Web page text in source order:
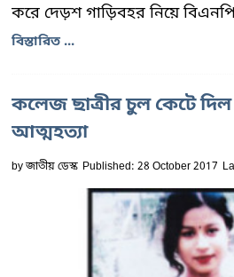
করে দেড়শ গাড়িবহর নিয়ে
বিস্তারিত ...
কলেজ ছাত্রীর চুল কেটে
আত্মহত্যা
byজাতীয় ডেস্ক Published: 28 October 2017